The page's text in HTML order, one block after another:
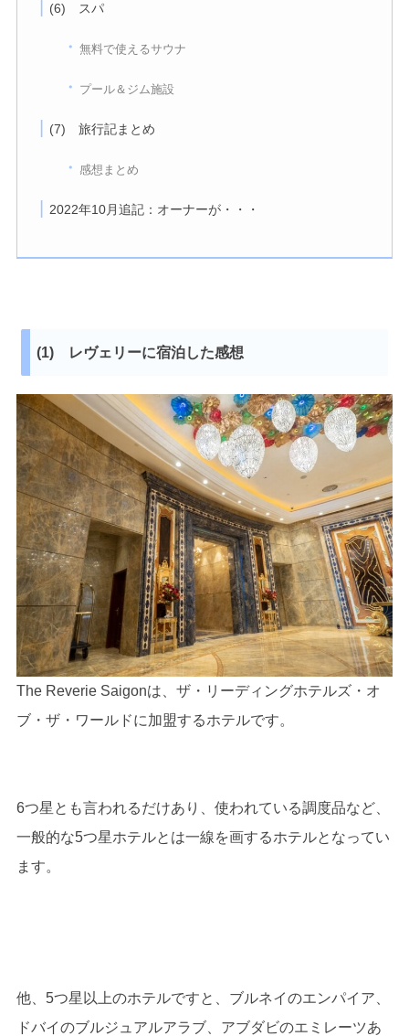
(6) スパ
無料で使えるサウナ
プール＆ジム施設
(7) 旅行記まとめ
感想まとめ
2022年10月追記：オーナーが・・・
(1) レヴェリーに宿泊した感想
The Reverie Saigonは、ザ・リーディングホテルズ・オ
ブ・ザ・ワールドに加盟するホテルです。
6つ星とも言われるだけあり、使われている調度品など、
一般的な5つ星ホテルとは一線を画するホテルとなってい
ます。
他、5つ星以上のホテルですと、ブルネイのエンパイア、
ドバイのブルジュアルアラブ、アブダビのエミレーツあ